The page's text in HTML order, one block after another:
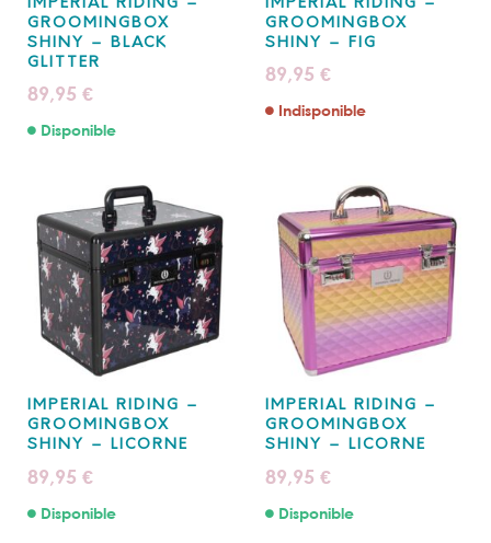
IMPERIAL RIDING –
GROOMINGBOX
SHINY – BLACK
GLITTER
89,95 €
Disponible
IMPERIAL RIDING –
GROOMINGBOX
SHINY – FIG
89,95 €
Indisponible
IMPERIAL RIDING –
GROOMINGBOX
SHINY – LICORNE
89,95 €
Disponible
IMPERIAL RIDING –
GROOMINGBOX
SHINY – LICORNE
89,95 €
Disponible